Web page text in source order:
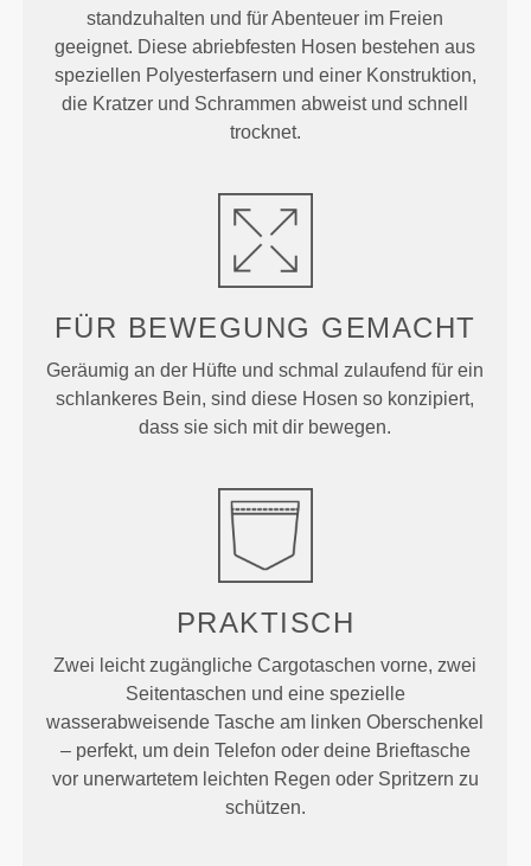
standzuhalten und für Abenteuer im Freien
geeignet. Diese abriebfesten Hosen bestehen aus
speziellen Polyesterfasern und einer Konstruktion,
die Kratzer und Schrammen abweist und schnell
trocknet.
FÜR BEWEGUNG GEMACHT
Geräumig an der Hüfte und schmal zulaufend für ein
schlankeres Bein, sind diese Hosen so konzipiert,
dass sie sich mit dir bewegen.
PRAKTISCH
Zwei leicht zugängliche Cargotaschen vorne, zwei
Seitentaschen und eine spezielle
wasserabweisende Tasche am linken Oberschenkel
– perfekt, um dein Telefon oder deine Brieftasche
vor unerwartetem leichten Regen oder Spritzern zu
schützen.